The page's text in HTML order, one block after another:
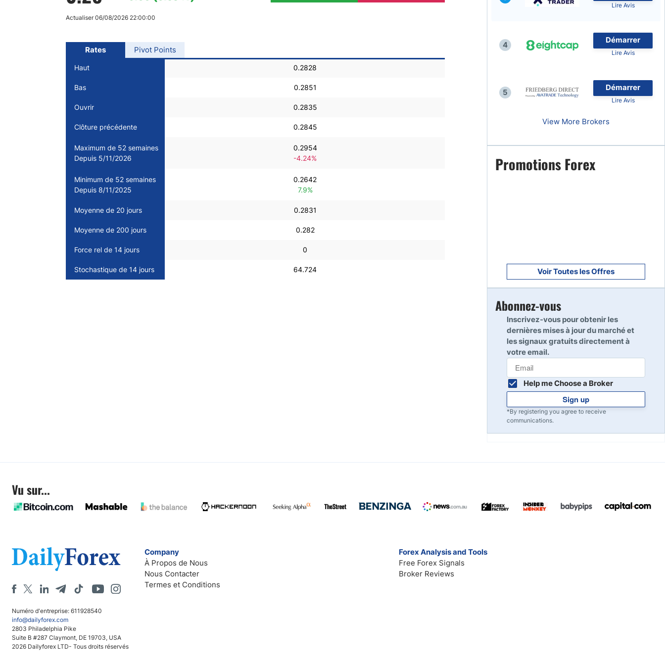
Échange de crypto-monnaies
Analyses techniques
Actualiser 06/08/2026 22:00:00
Rates
Haut 0.2828
Bas 0.2851
Ouvrir 0.2835
Clôture précédente 0.2845
Maximum de 52 semaines
Depuis 5/11/2026
0.2954
-4.24%
Minimum de 52 semaines
Depuis 8/11/2025
0.2642
7.9%
Moyenne de 20 jours 0.2831
Moyenne de 200 jours 0.282
Force rel de 14 jours 0
Stochastique de 14 jours 64.724
Pivot Points
Lire Avis
4
Démarrer
Lire Avis
5
Démarrer
Lire Avis
View More Brokers
Promotions Forex
Voir Toutes les Offres
Abonnez-vous
Inscrivez-vous pour obtenir les
dernières mises à jour du marché et
les signaux gratuits directement à
votre email.
Help me Choose a Broker
Sign up
*By registering you agree to receive
communications.
Vu sur...
Numéro d'entreprise: 611928540
info@dailyforex.com
2803 Philadelphia Pike
Suite B #287 Claymont, DE 19703, USA
2026 Dailyforex LTD- Tous droits réservés
Company
À Propos de Nous
Nous Contacter
Termes et Conditions
Forex Analysis and Tools
Free Forex Signals
Broker Reviews